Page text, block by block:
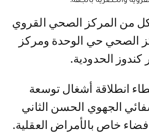
الصحي حي الوحدة ومركز
كندوز الحدودية.
انطلاقة أشغال توسعة
الجهوي الحسن الثاني
خاص بالأمراض العقلية.